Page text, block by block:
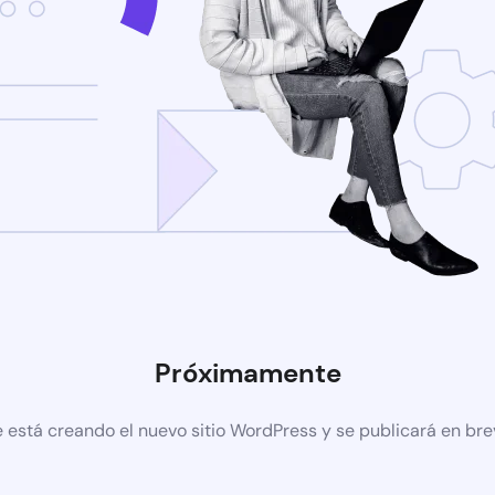
Próximamente
está creando el nuevo sitio WordPress y se publicará en